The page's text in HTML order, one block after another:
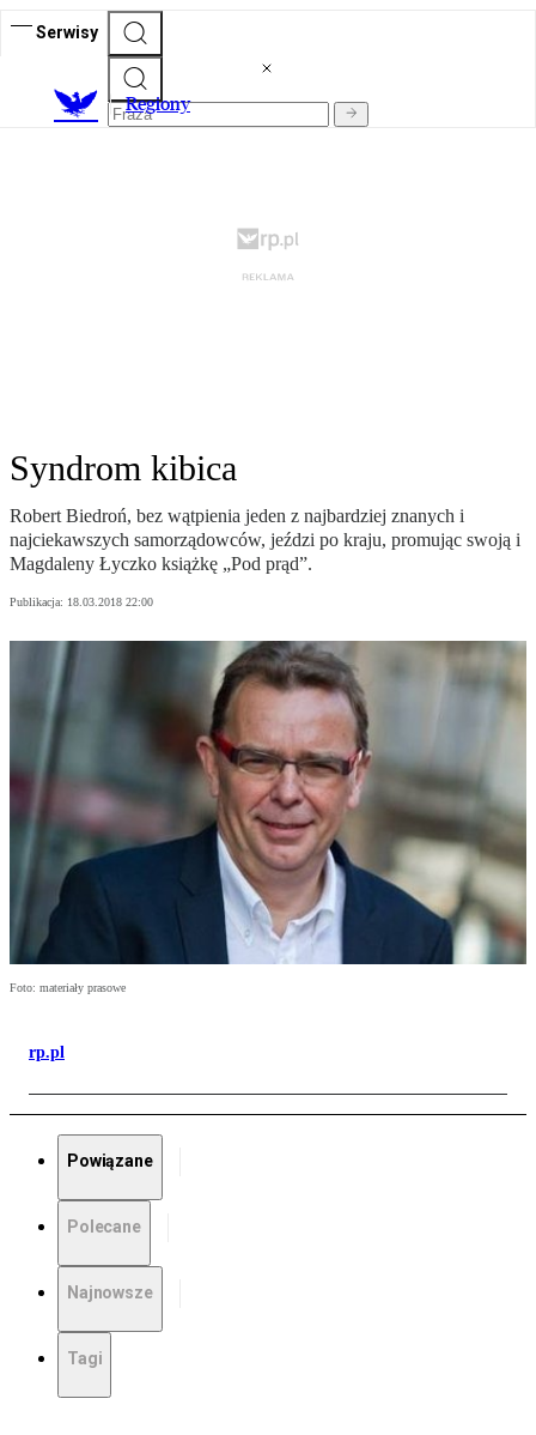
Serwisy
Regiony
Syndrom kibica
Robert Biedroń, bez wątpienia jeden z najbardziej znanych i
najciekawszych samorządowców, jeździ po kraju, promując swoją i
Magdaleny Łyczko książkę „Pod prąd”.
Publikacja: 18.03.2018 22:00
Foto: materiały prasowe
rp.pl
Powiązane
Polecane
Najnowsze
Tagi